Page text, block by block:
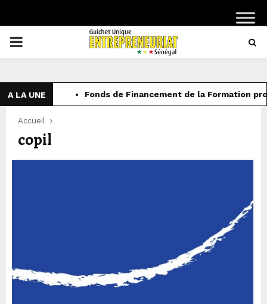
PRIMARY
A LA UNE Fonds de Financement de la Formation
Accueil
copil